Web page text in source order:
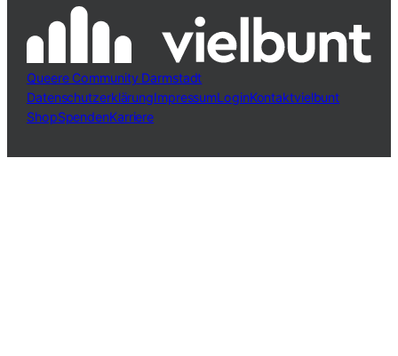
Queere Community Darmstadt
DatenschutzerklärungImpressumLoginKontaktvielbunt
ShopSpendenKarriere